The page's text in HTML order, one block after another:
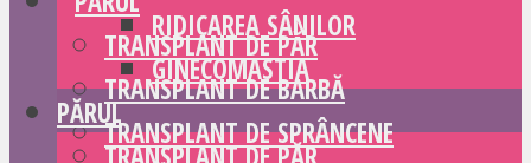
TRANSPLANT DE PĂR
TRANSPLANT DE BARBĂ
TRANSPLANT DE SPRÂNCENE
RIDICAREA SÂNILOR
GINECOMASTIA
PĂRUL